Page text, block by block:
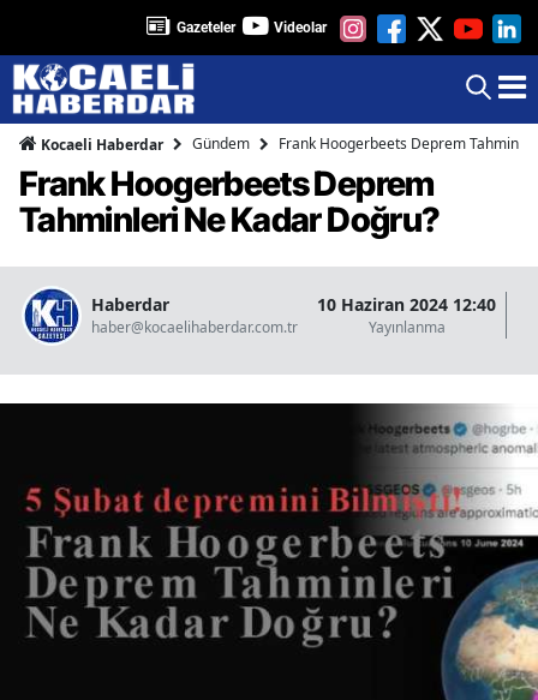
Gazeteler Videolar
Kocaeli Haberdar Gündem Frank Hoogerbeets Deprem
Frank Hoogerbeets Deprem
Tahminleri Ne Kadar Doğru?
Haberdar
haber@kocaelihaberdar.com.tr
10 Haziran 2024 12:40
Yayınlanma